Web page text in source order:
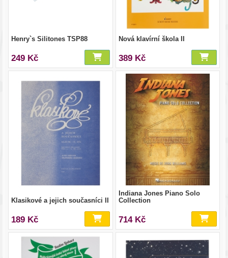
Henry`s Silitones TSP88
249 Kč
Nová klavírní škola II
389 Kč
Klasikové a jejich současníci II
189 Kč
Indiana Jones Piano Solo
Collection
714 Kč